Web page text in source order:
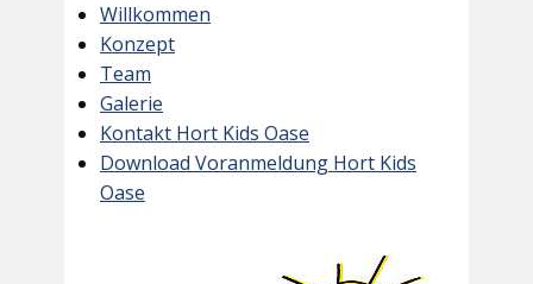
Willkommen
Konzept
Team
Galerie
Kontakt Hort Kids Oase
Download Voranmeldung Hort Kids
Oase